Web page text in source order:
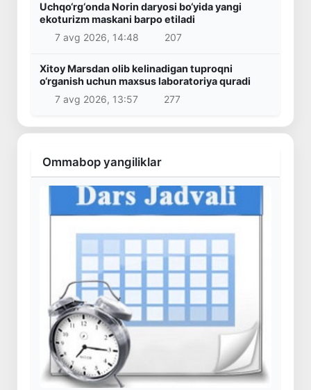
Uchqo‘rg‘onda Norin daryosi bo‘yida yangi
ekoturizm maskani barpo etiladi
7 avg 2026, 14:48
207
Xitoy Marsdan olib kelinadigan tuproqni
o‘rganish uchun maxsus laboratoriya quradi
7 avg 2026, 13:57
277
Ommabop yangiliklar